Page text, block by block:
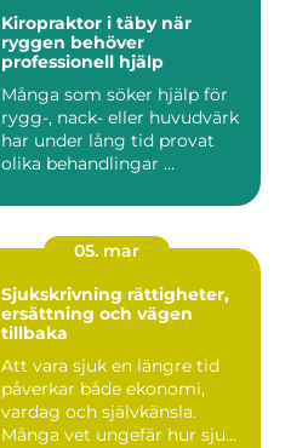
Kiropraktor i täby när
ryggen behöver
professionell hjälp
Många som söker hjälp för
rygg-, nack- eller huvudvärk
har under lång tid provat
olika behandlingar ...
05. mar
Sjukskrivning rättigheter,
ersättning och vägen
tillbaka
Att vara sjuk en längre tid
påverkar både ekonomi,
vardag och självkänsla.
Många vet ungefär hur sju...